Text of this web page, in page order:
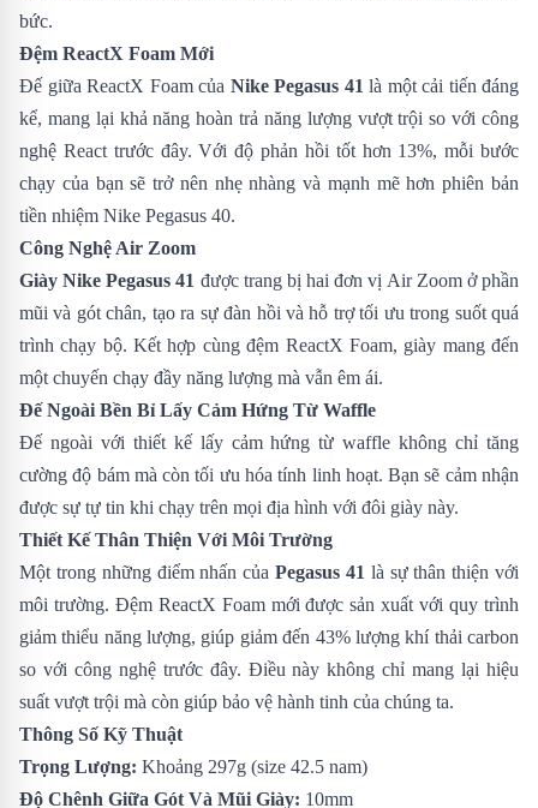
bức.
Đệm ReactX Foam Mới
Đế giữa ReactX Foam của Nike Pegasus 41 là một cải tiến đáng
kể, mang lại khả năng hoàn trả năng lượng vượt trội so với công
nghệ React trước đây. Với độ phản hồi tốt hơn 13%, mỗi bước
chạy của bạn sẽ trở nên nhẹ nhàng và mạnh mẽ hơn phiên bản
tiền nhiệm Nike Pegasus 40.
Công Nghệ Air Zoom
Giày Nike Pegasus 41 được trang bị hai đơn vị Air Zoom ở phần
mũi và gót chân, tạo ra sự đàn hồi và hỗ trợ tối ưu trong suốt quá
trình chạy bộ. Kết hợp cùng đệm ReactX Foam, giày mang đến
một chuyến chạy đầy năng lượng mà vẫn êm ái.
Đế Ngoài Bền Bỉ Lấy Cảm Hứng Từ Waffle
Đế ngoài với thiết kế lấy cảm hứng từ waffle không chỉ tăng
cường độ bám mà còn tối ưu hóa tính linh hoạt. Bạn sẽ cảm nhận
được sự tự tin khi chạy trên mọi địa hình với đôi giày này.
Thiết Kế Thân Thiện Với Môi Trường
Một trong những điểm nhấn của Pegasus 41 là sự thân thiện với
môi trường. Đệm ReactX Foam mới được sản xuất với quy trình
giảm thiểu năng lượng, giúp giảm đến 43% lượng khí thải carbon
so với công nghệ trước đây. Điều này không chỉ mang lại hiệu
suất vượt trội mà còn giúp bảo vệ hành tinh của chúng ta.
Thông Số Kỹ Thuật
Trọng Lượng: Khoảng 297g (size 42.5 nam)
Độ Chênh Giữa Gót Và Mũi Giày: 10mm